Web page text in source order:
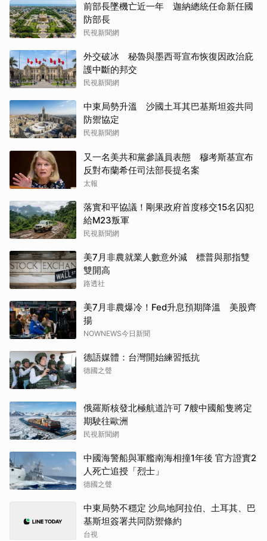
前部長墜機亡近一年 迦納總統任命新任國
防部長
民視新聞網
外交破冰 秘魯與墨西哥宣布恢復因政治庇
護中斷的邦交
民視新聞網
中東局勢升溫 沙國土耳其巴基斯坦簽共同
防禦協定
民視新聞網
又一名美共和黨參議員表態 穆考斯基宣布
反對布蘭希任司法部長提名案
太報
落實和平協議！剛果政府首度移交15名囚犯
給M23叛軍
民視新聞網
美7月非農就業人數意外減 標普與那指雙
雙開高
路透社
美7月非農爆冷！Fed升息預期降溫 美股齊
揚
NOWNEWS今日新聞
德語媒體：台灣開始練習抵抗
德國之聲
俄羅斯核發北極航道許可 7艘中國船隻將定
期駛往歐洲
民視新聞網
中國海警船與軍艦南海相撞1年後 官方證實2
人死亡追授「烈士」
德國之聲
中東局勢不穩定 沙烏地阿拉伯、土耳其、巴
基斯坦簽署共同防禦條約
台視